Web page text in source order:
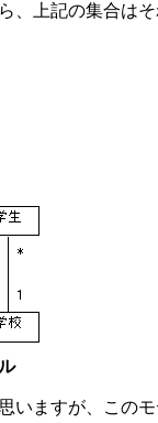
上記の集合は
ますが、この